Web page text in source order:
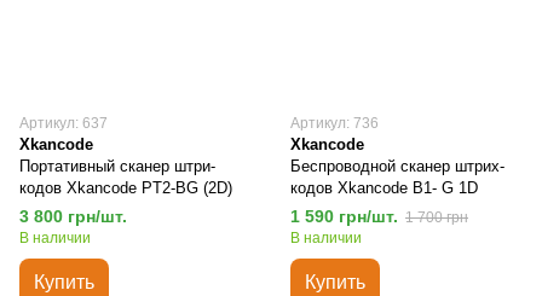
Артикул: 637
Xkancode
Портативный сканер штри-
кодов Xkancode PT2-BG (2D)
3 800 грн/шт.
В наличии
Купить
Артикул: 736
Xkancode
Беспроводной сканер штрих-
кодов Xkancode B1- G 1D
1 590 грн/шт. 1 700 грн
В наличии
Купить